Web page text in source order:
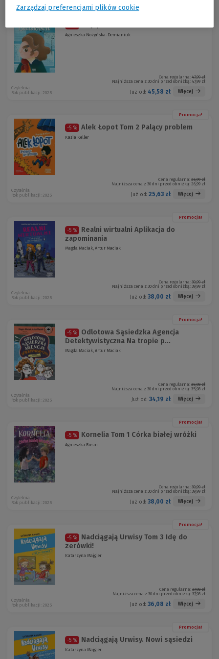
Agnieszka Nożyńska-Demianiuk
Cena regularna: 47,99 zł
Najniższa cena z 30 dni przed obniżką: 47,99 zł
Już od: 45,58 zł Więcej
Czytelnia
Rok publikacji: 2025
Promocja!
-5 % Alek Łopot Tom 2 Palący problem
Kasia Keller
Cena regularna: 26,99 zł
Najniższa cena z 30 dni przed obniżką: 26,99 zł
Już od: 25,63 zł Więcej
Czytelnia
Rok publikacji: 2025
Promocja!
-5 %
Realni wirtualni Aplikacja do
zapominania
Magda Maciak, Artur Maciak
Cena regularna: 39,99 zł
Najniższa cena z 30 dni przed obniżką: 39,99 zł
Już od: 38,00 zł Więcej
Czytelnia
Rok publikacji: 2025
Promocja!
-5 %
Odlotowa Sąsiedzka Agencja
Detektywistyczna Na tropie p...
Magda Maciak, Artur Maciak
Cena regularna: 35,98 zł
Najniższa cena z 30 dni przed obniżką: 35,98 zł
Już od: 34,19 zł Więcej
Czytelnia
Rok publikacji: 2025
Promocja!
-5 % Kornelia Tom 1 Córka białej wróżki
Agnieszka Rusin
Cena regularna: 39,99 zł
Najniższa cena z 30 dni przed obniżką: 39,99 zł
Już od: 38,00 zł Więcej
Czytelnia
Rok publikacji: 2025
Promocja!
-5 %
Nadciągają Urwisy Tom 3 Idę do
zerówki!
Katarzyna Majgier
Cena regularna: 37,98 zł
Najniższa cena z 30 dni przed obniżką: 37,98 zł
Już od: 36,08 zł Więcej
Czytelnia
Rok publikacji: 2025
Promocja!
-5 % Nadciągają Urwisy. Nowi sąsiedzi
Katarzyna Majgier
Zarządzaj preferencjami plików cookie